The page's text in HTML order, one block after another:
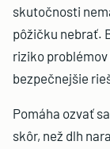
skutočnosti
pôžičku nebrať.
riziko
bezpečnejšie
Pomáha ozvať
skôr, než dlh